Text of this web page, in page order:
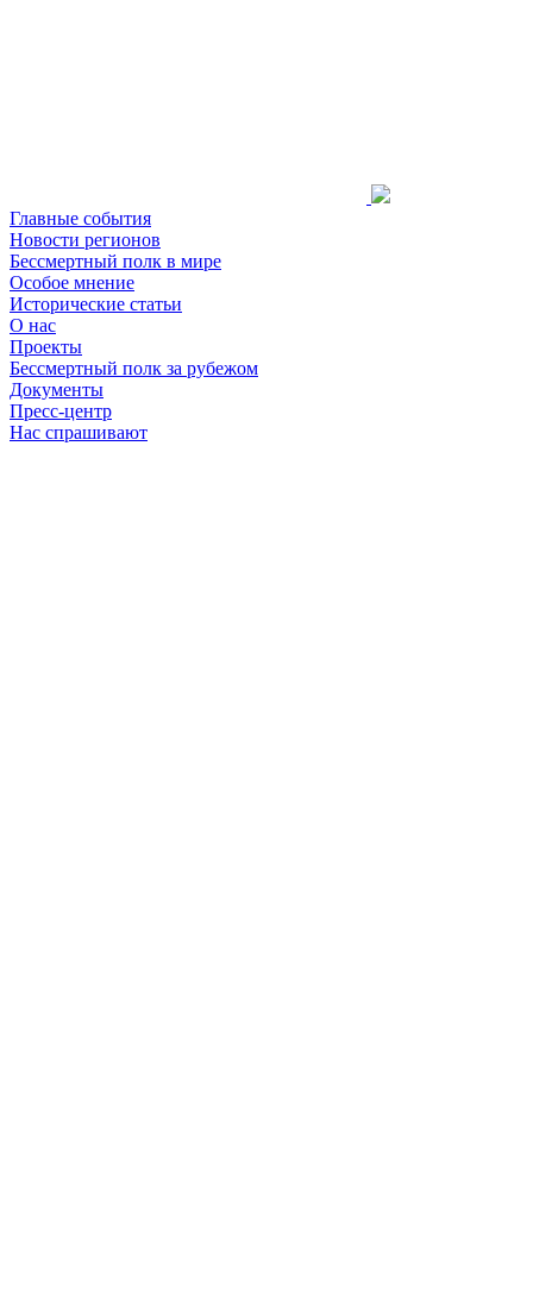
Главные события
Новости регионов
Бессмертный полк в мире
Особое мнение
Исторические статьи
О нас
Проекты
Бессмертный полк за рубежом
Документы
Пресс-центр
Нас спрашивают